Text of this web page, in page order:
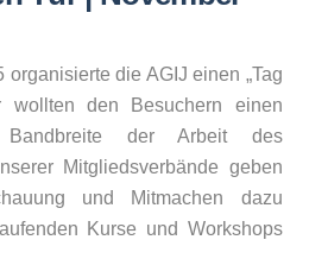
die AGIJ einen „Tag
wollten den Besuchern einen
der Arbeit des
Mitgliedsverbände geben
und Mitmachen dazu
Kurse und Workshops